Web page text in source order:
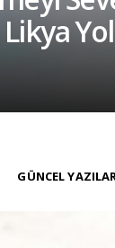
Likya
GÜNCEL